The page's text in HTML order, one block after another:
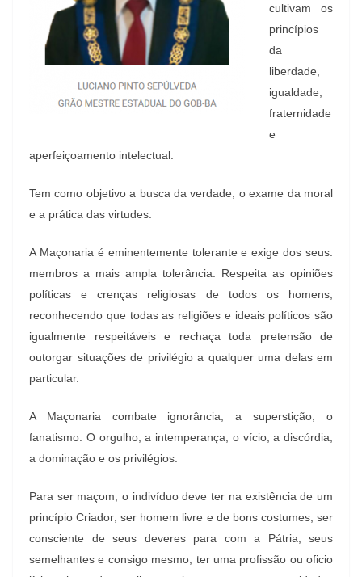
cultivam os
princípios
da
liberdade,
igualdade,
fraternidade
e
aperfeiçoamento intelectual.
Tem como objetivo a busca da verdade, o exame da moral
e a prática das virtudes.
A Maçonaria é eminentemente tolerante e exige dos seus.
membros a mais ampla tolerância. Respeita as opiniões
políticas e crenças religiosas de todos os homens,
reconhecendo que todas as religiões e ideais políticos são
igualmente respeitáveis e rechaça toda pretensão de
outorgar situações de privilégio a qualquer uma delas em
particular.
A Maçonaria combate ignorância, a superstição, o
fanatismo. O orgulho, a intemperança, o vício, a discórdia,
a dominação e os privilégios.
Para ser maçom, o indivíduo deve ter na existência de um
princípio Criador; ser homem livre e de bons costumes; ser
consciente de seus deveres para com a Pátria, seus
semelhantes e consigo mesmo; ter uma profissão ou oficio